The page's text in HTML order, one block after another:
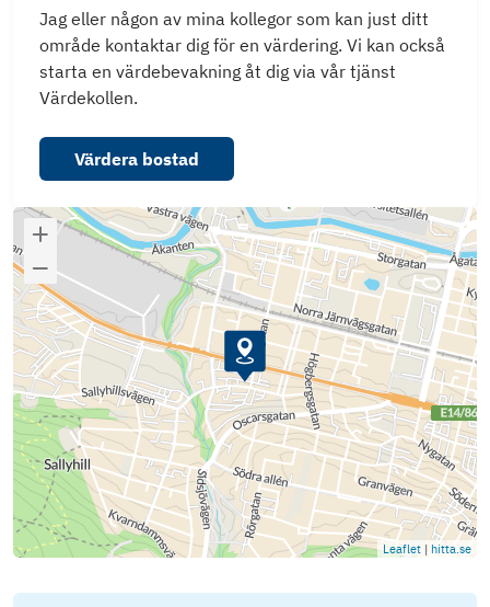
Jag eller någon av mina kollegor som kan just ditt
område kontaktar dig för en värdering. Vi kan också
starta en värdebevakning åt dig via vår tjänst
Värdekollen.
Värdera bostad
Leaflet | hitta.se